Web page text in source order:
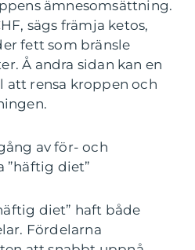
ämnesomsättning.
sägs främja ketos,
fett som bränsle
Å andra sidan kan en
rensa kroppen och
av för- och
”häftig diet”
diet” haft både
Fördelarna